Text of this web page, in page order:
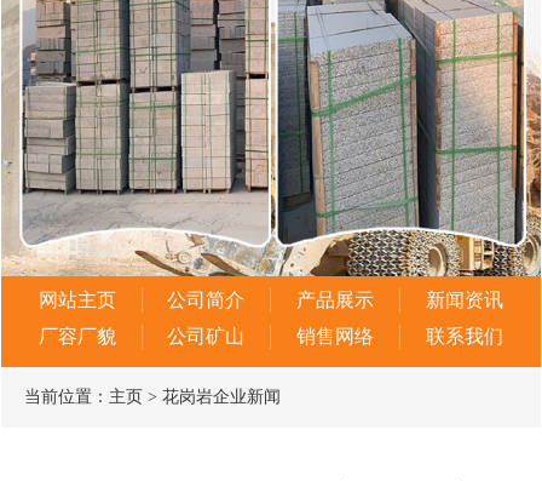
网站主页 公司简介 产品展示
新闻资讯
厂容厂貌
公司矿山 销售网络 联系我们
当前位置： 主页 > 花岗岩企业新闻